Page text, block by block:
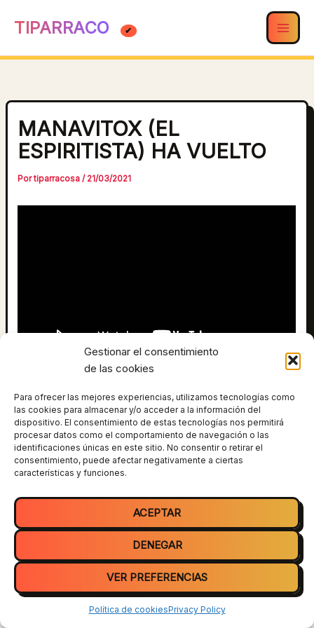
Gestionar el consentimiento
de las cookies
Para ofrecer las mejores experiencias, utilizamos tecnologías como
las cookies para almacenar y/o acceder a la información del
dispositivo. El consentimiento de estas tecnologías nos permitirá
procesar datos como el comportamiento de navegación o las
identificaciones únicas en este sitio. No consentir o retirar el
consentimiento, puede afectar negativamente a ciertas
características y funciones.
ACEPTAR
DENEGAR
VER PREFERENCIAS
Política de cookiesPrivacy Policy
TIPARRACO
MANAVITOX (EL
ESPIRITISTA) HA VUELTO
Portiparracosa/ 21/03/2021
medio destapamos a uno de los mayores trolls que han
existido en España. Si no conoces la historia de Manavitox
te recomiendo que veas los 2 videos anteriores o no
entenderás nada.
ANTERIOR SIGUIENTE
Todos los derechos © 2026 Tiparraco | Funciona gracias a
Astra para WordPress